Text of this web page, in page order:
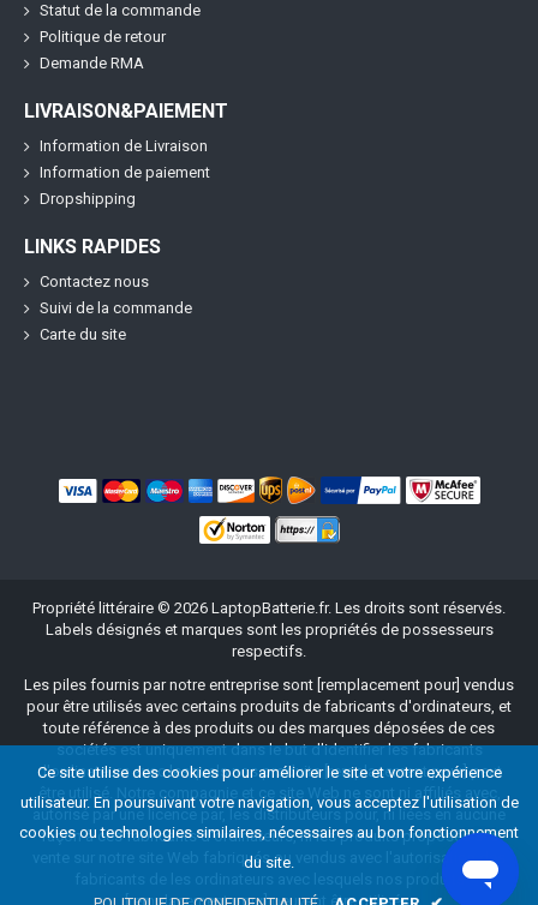
Statut de la commande
Politique de retour
Demande RMA
LIVRAISON&PAIEMENT
Information de Livraison
Information de paiement
Dropshipping
LINKS RAPIDES
Contactez nous
Suivi de la commande
Carte du site
Propriété littéraire © 2026 LaptopBatterie.fr. Les droits sont réservés.
Labels désignés et marques sont les propriétés de possesseurs
respectifs.
Les piles fournis par notre entreprise sont [remplacement pour] vendus
pour être utilisés avec certains produits de fabricants d'ordinateurs, et
toute référence à des produits ou des marques déposées de ces
sociétés est uniquement dans le but d'identifier les fabricants
d'ordinateurs avec lesquels nos produits [remplacement pour] peut
être utilisé. Notre compagnie et ce site Web ne sont ni affiliés avec,
autorisé par une licence par, les distributeurs pour, ni liées en aucune
façon à ces fabricants d'ordinateurs, ni les produits proposés à la
vente sur notre site Web fabriqués ou vendus avec l'autorisation des
fabricants de les ordinateurs avec lesquels nos produits
[remplacement pour] peuvent être utilisés.
Ce site utilise des cookies pour améliorer le site et votre expérience
utilisateur. En poursuivant votre navigation, vous acceptez l'utilisation de
cookies ou technologies similaires, nécessaires au bon fonctionnement
du site.